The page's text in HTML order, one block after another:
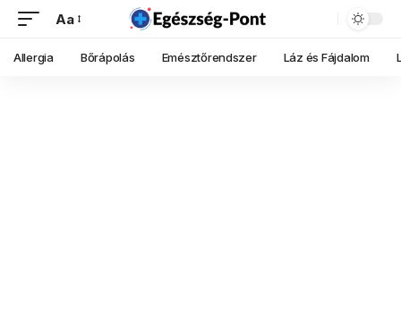
Aa
Allergia Bőrápolás Emésztőrendszer Láz és Fájdalom